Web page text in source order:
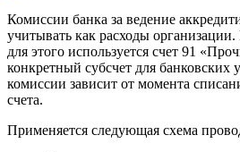
Комиссии банка за ведение
учитывать как расходы организации.
для этого используется счет 91
конкретный субсчет для банковских
комиссии зависит от момента
счета.
Применяется следующая схема